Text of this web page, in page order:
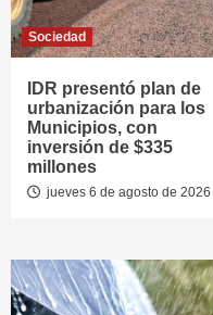
Sociedad
IDR presentó plan de
urbanización para los
Municipios, con
inversión de $335
millones
jueves 6 de agosto de 2026